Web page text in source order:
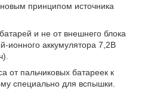
принципом источника
и не от внешнего блока
ионного аккумулятора 7,2В
от пальчиковых батареек к
специально для вспышки.